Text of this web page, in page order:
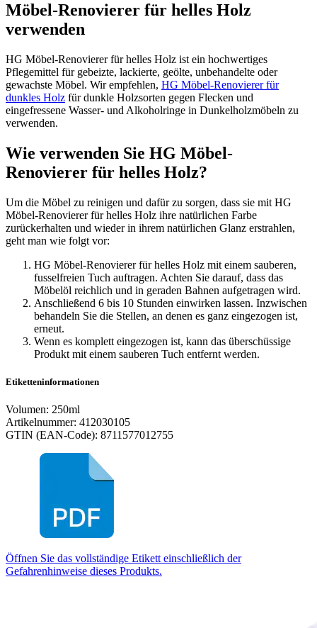
Möbel-Renovierer für helles Holz
verwenden
HG Möbel-Renovierer für helles Holz ist ein hochwertiges
Pflegemittel für gebeizte, lackierte, geölte, unbehandelte oder
gewachste Möbel. Wir empfehlen, HG Möbel-Renovierer für
dunkles Holz für dunkle Holzsorten gegen Flecken und
eingefressene Wasser- und Alkoholringe in Dunkelholzmöbeln zu
verwenden.
Wie verwenden Sie HG Möbel-
Renovierer für helles Holz?
Um die Möbel zu reinigen und dafür zu sorgen, dass sie mit HG
Möbel-Renovierer für helles Holz ihre natürlichen Farbe
zurückerhalten und wieder in ihrem natürlichen Glanz erstrahlen,
geht man wie folgt vor:
HG Möbel-Renovierer für helles Holz mit einem sauberen,
fusselfreien Tuch auftragen. Achten Sie darauf, dass das
Möbelöl reichlich und in geraden Bahnen aufgetragen wird.
Anschließend 6 bis 10 Stunden einwirken lassen. Inzwischen
behandeln Sie die Stellen, an denen es ganz eingezogen ist,
erneut.
Wenn es komplett eingezogen ist, kann das überschüssige
Produkt mit einem sauberen Tuch entfernt werden.
Etiketteninformationen
Volumen: 250ml
Artikelnummer: 412030105
GTIN (EAN-Code): 8711577012755
Öffnen Sie das vollständige Etikett einschließlich der
Gefahrenhinweise dieses Produkts.